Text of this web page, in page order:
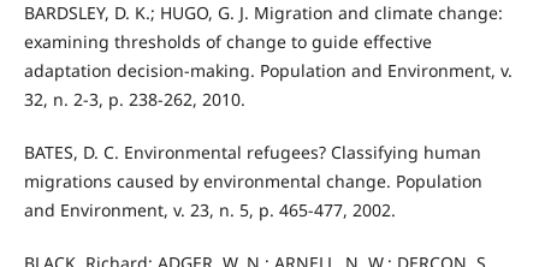
BARDSLEY, D. K.; HUGO, G. J. Migration and climate change:
examining thresholds of change to guide effective
adaptation decision-making. Population and Environment, v.
32, n. 2-3, p. 238-262, 2010.
BATES, D. C. Environmental refugees? Classifying human
migrations caused by environmental change. Population
and Environment, v. 23, n. 5, p. 465-477, 2002.